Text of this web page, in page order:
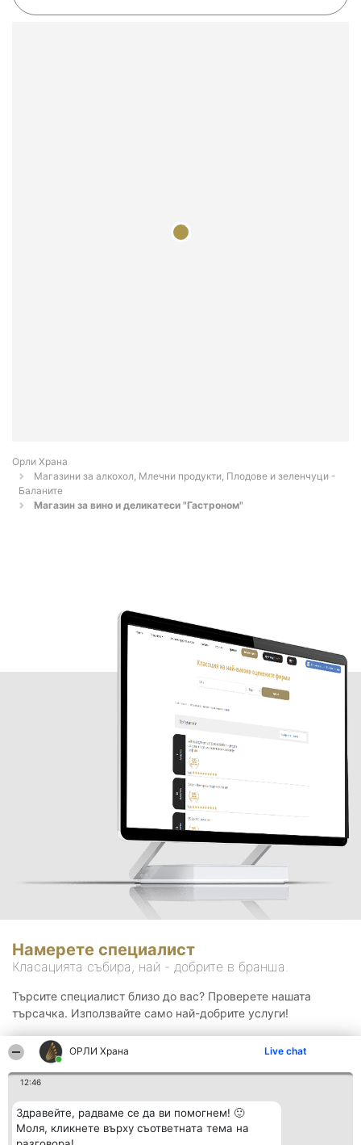
ОРЛИ Храна Live chat
12:46
Здравейте, радваме се да ви помогнем! 🙂
Моля, кликнете върху съответната тема на
Орли Храна
Магазини за алкохол, Млечни продукти, Плодове и зеленчуци -
Баланите
Магазин за вино и деликатеси "Гастроном"
Намерете специалист
Класацията събира, най - добрите в бранша.
Търсите специалист близо до вас? Проверете нашата
търсачка. Използвайте само най-добрите услуги!